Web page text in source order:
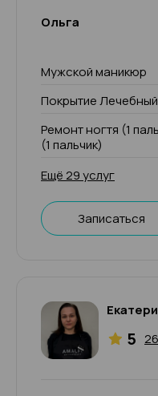
Ольга
Мужской маникюр
Покрытие
Ремонт ногтя (1
(1 пальчик)
Ещё 29 услуг
Записаться
5